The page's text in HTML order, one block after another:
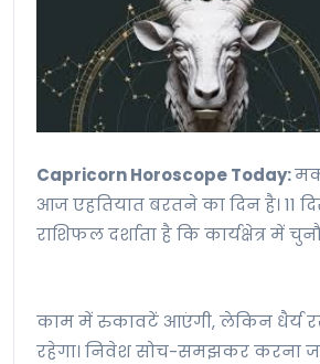
Capricorn Horoscope Today:
आज एहतियात बरतने का दिन है। 11
राशिफल दर्शाता है कि कार्यक्षेत्र में
काम में रुकावटें आएंगी, लेकिन धैर्य
रहेगा। निवेश सोच-समझकर करना